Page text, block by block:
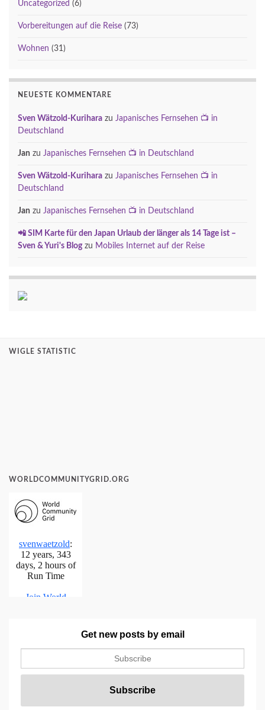
Uncategorized (6)
Vorbereitungen auf die Reise (73)
Wohnen (31)
NEUESTE KOMMENTARE
Sven Wätzold-Kurihara zu Japanisches Fernsehen 📺 in
Deutschland
Jan zu Japanisches Fernsehen 📺 in Deutschland
Sven Wätzold-Kurihara zu Japanisches Fernsehen 📺 in
Deutschland
Jan zu Japanisches Fernsehen 📺 in Deutschland
📲 SIM Karte für den Japan Urlaub der länger als 14 Tage ist –
Sven & Yuri's Blogzu Mobiles Internet auf der Reise
WIGLE STATISTIC
WORLDCOMMUNITYGRID.ORG
Get new posts by email